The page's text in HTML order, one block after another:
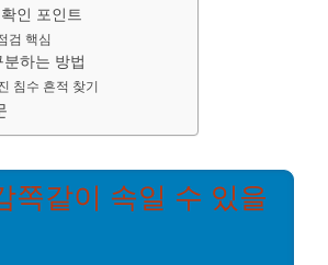
인 포인트
검 핵심
하는 방법
침수 흔적 찾기
쪽같이 속일 수 있을